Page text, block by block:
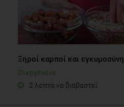
Ξηροί καρποί και εγκυμοσύνη
Οικογένεια
2 λεπτά να διαβαστεί